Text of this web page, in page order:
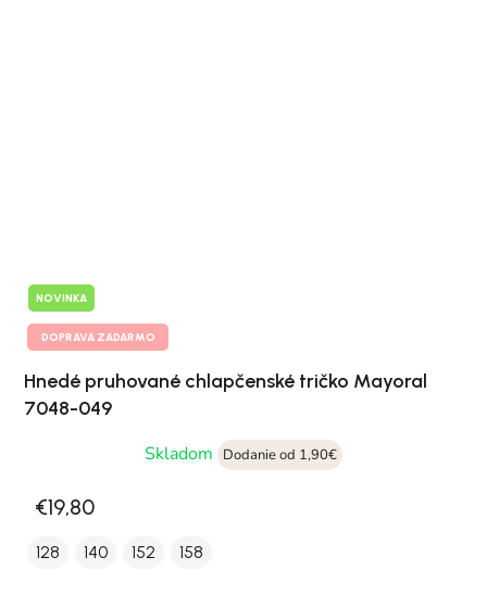
NOVINKA
DOPRAVA ZADARMO
Hnedé pruhované chlapčenské tričko Mayoral
7048-049
Skladom
Dodanie od 1,90€
€19,80
128 140 152 158